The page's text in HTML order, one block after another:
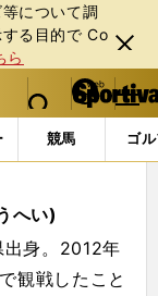
について調
る⽬的で Co
ら
閉じ
る
web Sportiva (webスポルティーバ)
検索
マイペ
ー
ジ
メニュ
競馬 ゴ
へい)
身。2012年
観戦したこと